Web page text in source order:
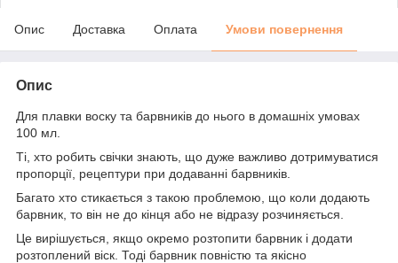
Опис Доставка Оплата Умови повернення
Опис
Для плавки воску та барвників до нього в домашніх умовах
100 мл.
Ті, хто робить свічки знають, що дуже важливо дотримуватися
пропорції, рецептури при додаванні барвників.
Багато хто стикається з такою проблемою, що коли додають
барвник, то він не до кінця або не відразу розчиняється.
Це вирішується, якщо окремо розтопити барвник і додати
розтоплений віск. Тоді барвник повністю та якісно